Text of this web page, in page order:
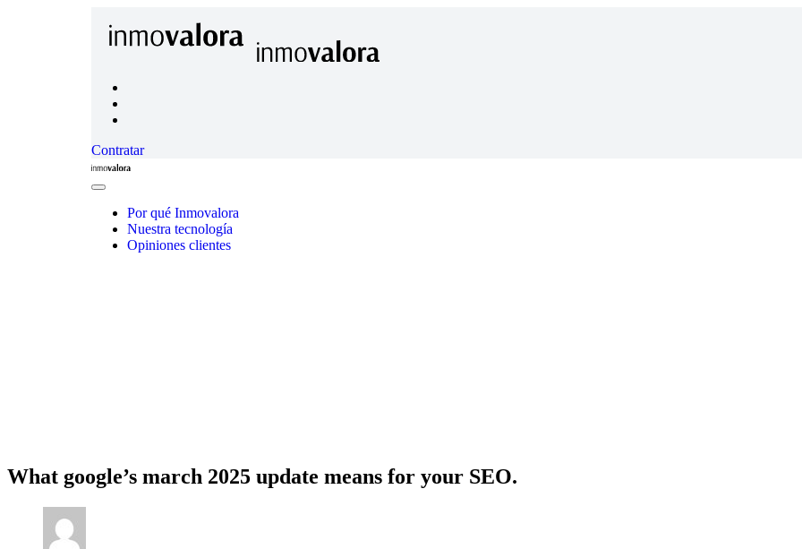
Contratar
Inmovalora
Close
Por qué Inmovalora
Nuestra tecnología
Opiniones clientes
What google’s march 2025 update means for your SEO.